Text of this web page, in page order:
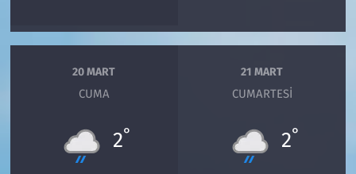
20 MART
CUMA
2°
21 MART
CUMARTESI
2°